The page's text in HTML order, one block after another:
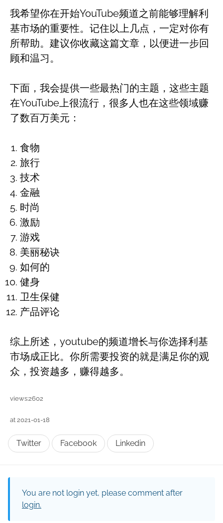
我希望你在开始YouTube频道之前能够理解利
基市场的重要性。记住以上几点，一定对你有
所帮助。建议你收藏这篇文章，以便进一步回
顾和温习。
下面，我会提供一些最热门的主题，这些主题
在YouTube上很流行，很多人也在这些领域赚
了数百万美元：
食物
旅行
技术
金融
时尚
激励
游戏
美丽秘诀
如何的
健身
卫生保健
产品评论
综上所述，youtube的频道增长与你选择利基
市场成正比。你所需要投资的就是满足你的观
众，投资越多，赚得越多。
views:2602
at 2021-01-18
Twitter Facebook Linkedin
You are not login yet, please comment after
login.